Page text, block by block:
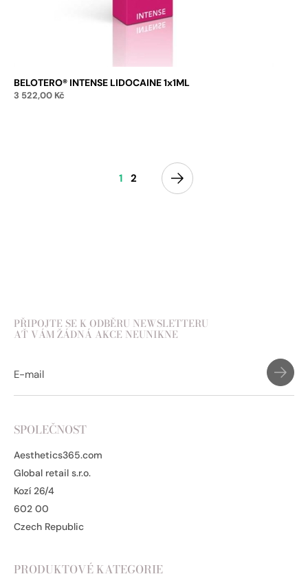
BELOTERO® INTENSE LIDOCAINE 1x1ML
3 522,00 Kč
1 2
PŘIPOJTE SE K ODBĚRU NEWSLETTERU
AŤ VÁM ŽÁDNÁ AKCE NEUNIKNE
SPOLEČNOST
Aesthetics365.com
Global retail s.r.o.
Kozí 26/4
602 00
Czech Republic
PRODUKTOVÉ KATEGORIE